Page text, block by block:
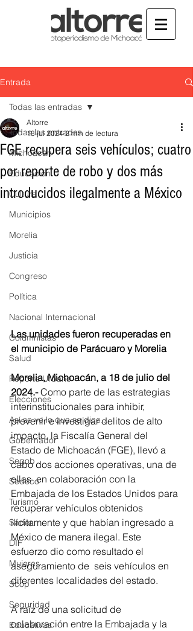
Entrada
Todas las entradas
Michoacán
Educación
Cultura
Municipios
Morelia
Justicia
Congreso
Política
Nacional Internacional
Columnistas
Salud
Reporte Urbano
Elecciones
Así se ve lo que se dice...
Gobernador
Segob
Sedeco
Turismo
Sader
DIF
Mujeres
Scop
Seguridad
Educativas
Todas las entradas
FGE recupera seis vehículos; cuatro
por reporte de robo y dos más
introducidos ilegalmente a México
Altorre
18 jul 2024 2 min de lectura
Las unidades fueron recuperadas en
el municipio de Parácuaro y Morelia
Morelia, Michoacán, a 18 de julio del
2024.- Como parte de las estrategias
interinstitucionales para inhibir,
prevenir e investigar delitos de alto
impacto, la Fiscalía General del
Estado de Michoacán (FGE), llevó a
cabo dos acciones operativas, una de
ellas  en colaboración con la
Embajada de los Estados Unidos para
recuperar vehículos obtenidos
ilícitamente y que habían ingresado a
México de manera ilegal. Este
esfuerzo dio como resultado el
aseguramiento de  seis vehículos en
diferentes localidades del estado.
A raíz de una solicitud de
colaboración entre la Embajada y la